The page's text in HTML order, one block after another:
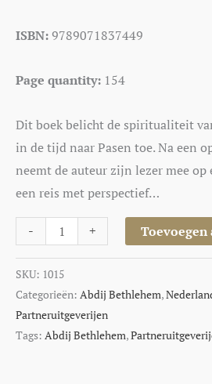
ISBN:9789071837449
Page quantity: 154
Dit boek belicht de spiritualiteit
in de tijd naar Pasen toe. Na een
neemt de auteur zijn lezer mee op
een reis met perspectief…
- +
SKU: 1015
Categorieën: Abdij Bethlehem,
Partneruitgeverijen
Tags: Abdij Bethlehem,